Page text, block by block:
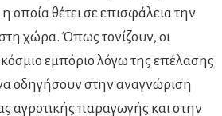
οποία θέτει σε επισφάλεια την
χώρα. Όπως τονίζουν, οι
εμπόριο λόγω της επέλασης
οδηγήσουν στην αναγνώριση
αγροτικής παραγωγής και στην